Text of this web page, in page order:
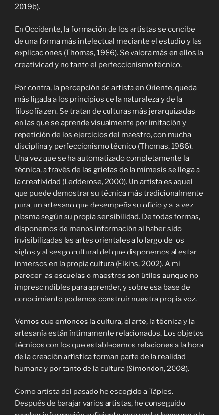
2019b).
En Occidente, la formación de los artistas se concibe
de una forma más intelectual mediante el estudio y las
explicaciones (Thomas, 1986). Se valora más en ellos la
creatividad y no tanto el perfeccionismo técnico.
Por contra, la percepción de artista en Oriente, queda
más ligada a los principios de la naturaleza y de la
filosofía zen. Se tratan de culturas más jerarquizadas
en las que se aprende visualmente por imitación y
repetición de los ejercicios del maestro, con mucha
disciplina y perfeccionismo técnico (Thomas, 1986).
Una vez que se ha automatizado completamente la
técnica, a través de las grietas de la mímesis se llega a
la creatividad (Ledderose, 2000). Un artista es aquel
que puede demostrar su técnica más tradicionalmente
pura, un artesano que desempeña su oficio y a la vez
plasma según su propia sensibilidad. De todas formas,
disponemos de menos información al haber sido
invisibilizadas las artes orientales a lo largo de los
siglos y al sesgo cultural del que disponemos al estar
inmersos en la propia cultura (Elkins, 2002). A mi
parecer las escuelas o maestros son útiles aunque no
imprescindibles para aprender, y sobre esa base de
conocimiento podemos construir nuestra propia voz.
Vemos que entonces la cultura, el arte, la técnica y la
artesanía están íntimamente relacionados. Los objetos
técnicos con los que establecemos relaciones a la hora
de la creación artística forman parte de la realidad
humana y por tanto de la cultura (Simondon, 2008).
Como artista del pasado he escogido a Tàpies.
Después de barajar varios artistas, he conseguido